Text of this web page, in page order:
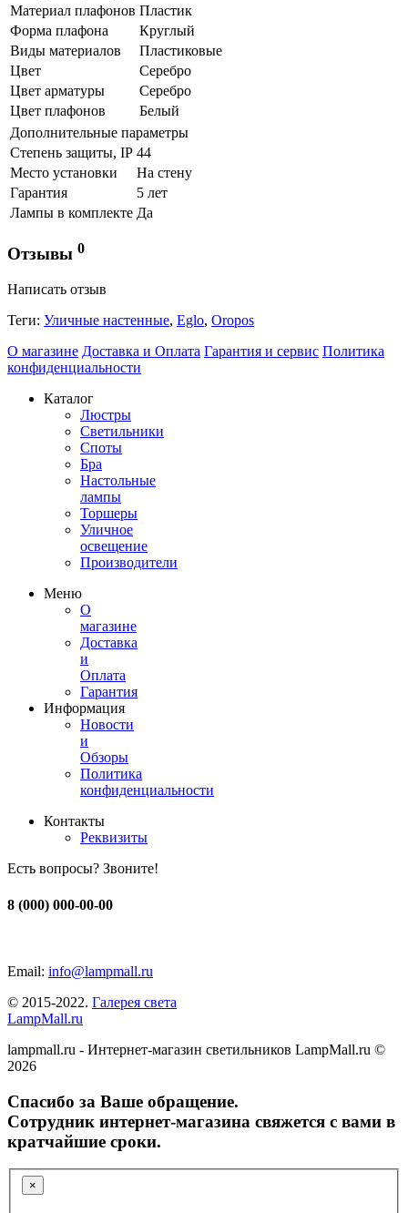
Материал плафонов Пластик
Форма плафона
Круглый
Виды материалов
Пластиковые
Цвет
Серебро
Цвет арматуры
Серебро
Цвет плафонов
Белый
Дополнительные параметры
Степень защиты, IP 44
Место установки
На стену
Гарантия
5 лет
Лампы в комплекте Да
Отзывы 0
Написать отзыв
Теги: Уличные настенные, Eglo, Oropos
О магазине Доставка и Оплата Гарантия и сервис Политика
конфиденциальности
Каталог
Люстры
Светильники
Споты
Бра
Настольные
лампы
Торшеры
Уличное
освещение
Производители
Меню
О
магазине
Доставка
и
Оплата
Гарантия
Информация
Новости
и
Обзоры
Политика
конфиденциальности
Контакты
Реквизиты
Есть вопросы? Звоните!
8 (000) 000-00-00
Email: info@lampmall.ru
© 2015-2022. Галерея света
LampMall.ru
lampmall.ru - Интернет-магазин светильников LampMall.ru ©
2026
Спасибо за Ваше обращение.
Сотрудник интернет-магазина свяжется с вами в
кратчайшие сроки.
×